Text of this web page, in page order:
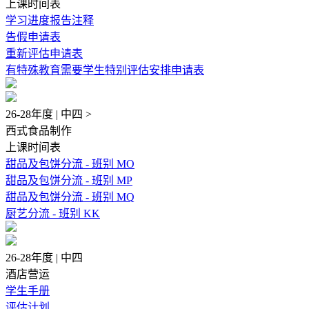
上课时间表
学习进度报告注释
告假申请表
重新评估申请表
有特殊教育需要学生特别评估安排申请表
26-28年度 | 中四 >
西式食品制作
上课时间表
甜品及包饼分流 - 班别 MO
甜品及包饼分流 - 班别 MP
甜品及包饼分流 - 班别 MQ
厨艺分流 - 班别 KK
26-28年度 | 中四
酒店营运
学生手册